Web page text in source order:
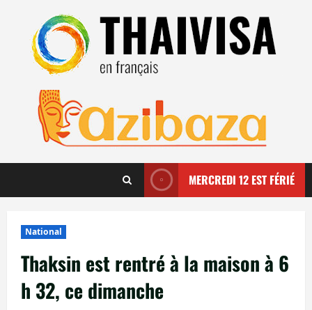
contenu
MERCREDI 12 EST FÉRIÉ
National
Thaksin est rentré à la maison à 6
h 32, ce dimanche